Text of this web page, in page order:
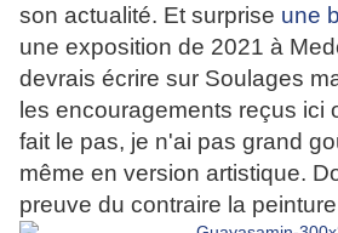
son actualité. Et surprise une
une exposition de 2021 à
devrais écrire sur Soulages
les encouragements reçus ici
fait le pas, je n'ai pas grand
même en version artistique.
preuve du contraire la